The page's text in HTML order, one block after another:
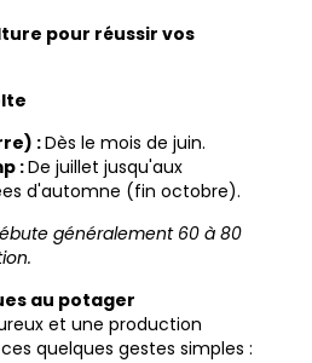
pour réussir vos
:Dès le mois de juin.
:De juillet jusqu'aux
d'automne (fin octobre).
généralement 60 à 80
au potager
et une production
quelques gestes simples :